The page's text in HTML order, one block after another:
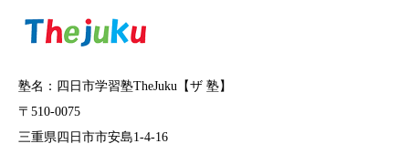
塾名：四日市学習塾TheJuku【ザ 塾】
〒510-0075
三重県四日市市安島1-4-16